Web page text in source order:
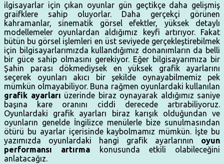
ilgisayarlar için çıkan oyunlar gün geçtikçe daha gelişmiş
graifklere sahip oluyorlar. Daha gerçekçi görünen
kahramanlar, sinematik görsel efektler, yüksek detaylı
modellemeler oyunlardan aldığımız keyfi artırıyor. Fakat
bütün bu görsel işlemleri en üst seviyede gerçekleştirebilmek
için bilgisayarlarımızda kullandığımız donanımların da belli
bir güce sahip olmasını gerekiyor. Eğer bilgisayarımıza bir
Şahin parası dökmediysek en yüksek grafik ayarlarını
seçerek oyunları akıcı bir şekilde oynayabilmemiz pek
mümkün olmayabiliyor. Buna rağmen oyunlardaki kullanılan
grafik ayarları üzerinde biraz oynayarak aldığımız saniye
başına kare oranını ciddi derecede artırabiliyoruz.
Oyunlardaki grafik ayarları biraz karışık olduğundan ve
oyunların genelde İngilizce menülerle bize sunulmasından
ötürü bu ayarlar içerisinde kaybolmamız mümkün. İşte bu
yazımızda oyunlardaki hangi grafik ayarlarının oyun
performansı artırma konusunda etkili olabileceğini
anlatacağız.